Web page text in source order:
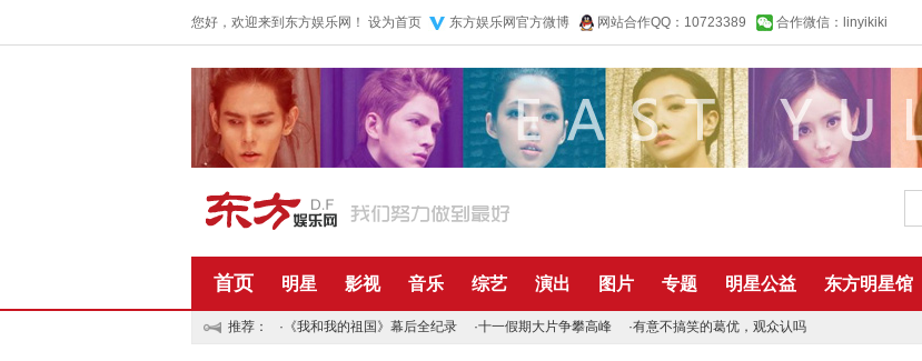
您好，欢迎来到东方娱乐网！ 设为首页 东方娱乐网官方微博 网站合作QQ：10723389 合作微信：linyikiki
首页 明星 影视 音乐 综艺 演出 图片 专题 明星公益 东方明星馆
推荐： · 《我和我的祖国》幕后全纪录 ·十一假期大片争攀高峰 ·有意不搞笑的葛优，观众认吗